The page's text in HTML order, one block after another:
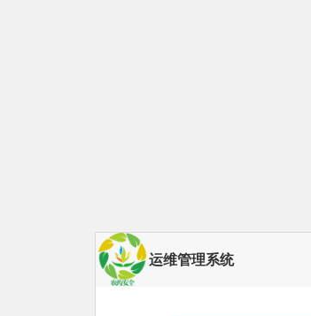
运维管理系统